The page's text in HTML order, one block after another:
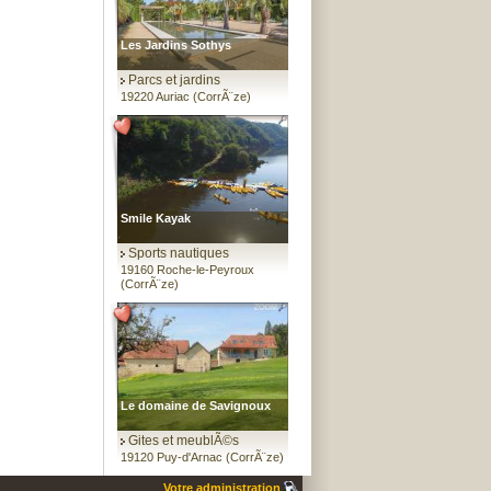
Les Jardins Sothys
Parcs et jardins
19220 Auriac (CorrÃ¨ze)
Smile Kayak
Sports nautiques
19160 Roche-le-Peyroux
(CorrÃ¨ze)
Le domaine de Savignoux
Gites et meublÃ©s
19120 Puy-d'Arnac (CorrÃ¨ze)
Votre administration